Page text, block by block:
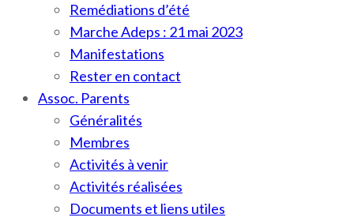
Remédiations d’été
Marche Adeps : 21 mai 2023
Manifestations
Rester en contact
Assoc. Parents
Généralités
Membres
Activités à venir
Activités réalisées
Documents et liens utiles